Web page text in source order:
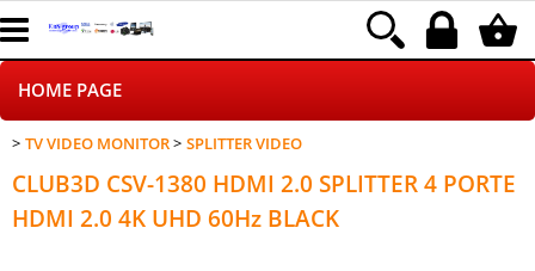
HOME PAGE
CHI SIAMO
LOGISTICA
TV VIDEO MONITOR SPLITTER VIDEO
CLUB3D CSV-1380 HDMI 2.0 SPLITTER 4 PORTE
HDMI 2.0 4K UHD 60Hz BLACK